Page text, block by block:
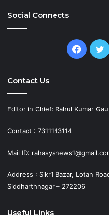
Social Connects
Contact Us
Editor in Chief: Rahul Kumar
Contact : 7311143114
Mail ID:
Address : Sikr1 Bazar, Lotan
Siddharthnagar – 272206
Useful Links